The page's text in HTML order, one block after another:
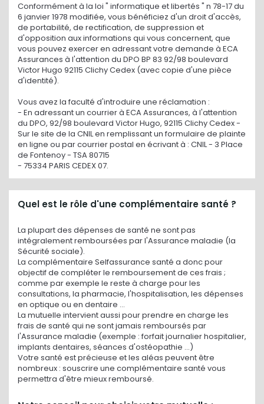
Conformément à la loi " informatique et libertés " n 78-17 du
6 janvier 1978 modifiée, vous bénéficiez d'un droit d'accès,
de portabilité, de rectification, de suppression et
d'opposition aux informations qui vous concernent, que
vous pouvez exercer en adressant votre demande à ECA
Assurances à l'attention du DPO BP 83 92/98 boulevard
Victor Hugo 92115 Clichy Cedex (avec copie d'une pièce
d'identité).
Vous avez la faculté d'introduire une réclamation :
- En adressant un courrier à ECA Assurances, à l'attention
du DPO, 92/98 boulevard Victor Hugo, 92115 Clichy Cedex -
Sur le site de la CNIL en remplissant un formulaire de plainte
en ligne ou par courrier postal en écrivant à : CNIL - 3 Place
de Fontenoy - TSA 80715
- 75334 PARIS CEDEX 07.
Quel est le rôle d'une complémentaire santé ?
La plupart des dépenses de santé ne sont pas
intégralement remboursées par l'Assurance maladie (la
Sécurité sociale).
La complémentaire Selfassurance santé a donc pour
objectif de compléter le remboursement de ces frais ;
comme par exemple le reste à charge pour les
consultations, la pharmacie, l'hospitalisation, les dépenses
en optique ou en dentaire ...
La mutuelle intervient aussi pour prendre en charge les
frais de santé qui ne sont jamais remboursés par
l'Assurance maladie (exemple : forfait journalier hospitalier,
implants dentaires, séances d'ostéopathie ...)
Votre santé est précieuse et les aléas peuvent être
nombreux : souscrire une complémentaire santé vous
permettra d'être mieux remboursé.